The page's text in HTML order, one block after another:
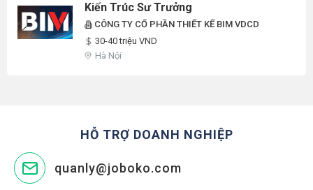
Kiến Trúc Sư Trưởng
CÔNG TY CỔ PHẦN THIẾT KẾ BIM VDCD
30-40 triệu VND
Hà Nội
HỖ TRỢ DOANH NGHIỆP
quanly@joboko.com